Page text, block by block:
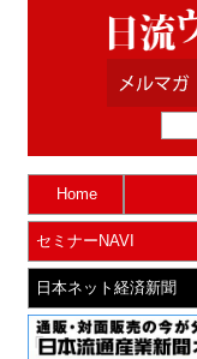
Home
セミナーNAVI
日本ネット経済新聞